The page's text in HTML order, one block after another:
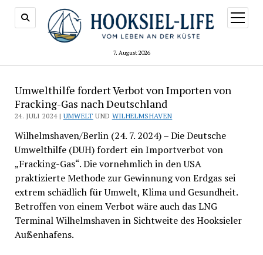
7. August 2026
Menü
öffnen
Umwelthilfe fordert Verbot von Importen von
Fracking-Gas nach Deutschland
24. JULI 2024 | UMWELT UND WILHELMSHAVEN
Wilhelmshaven/Berlin (24. 7. 2024) – Die Deutsche
Umwelthilfe (DUH) fordert ein Importverbot von
„Fracking-Gas“. Die vornehmlich in den USA
praktizierte Methode zur Gewinnung von Erdgas sei
extrem schädlich für Umwelt, Klima und Gesundheit.
Betroffen von einem Verbot wäre auch das LNG
Terminal Wilhelmshaven in Sichtweite des Hooksieler
Außenhafens.